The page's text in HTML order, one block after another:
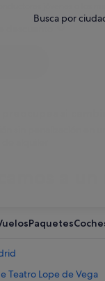
Busca por
jóvenes o los
Paquetes
Teatro Lope de Vega